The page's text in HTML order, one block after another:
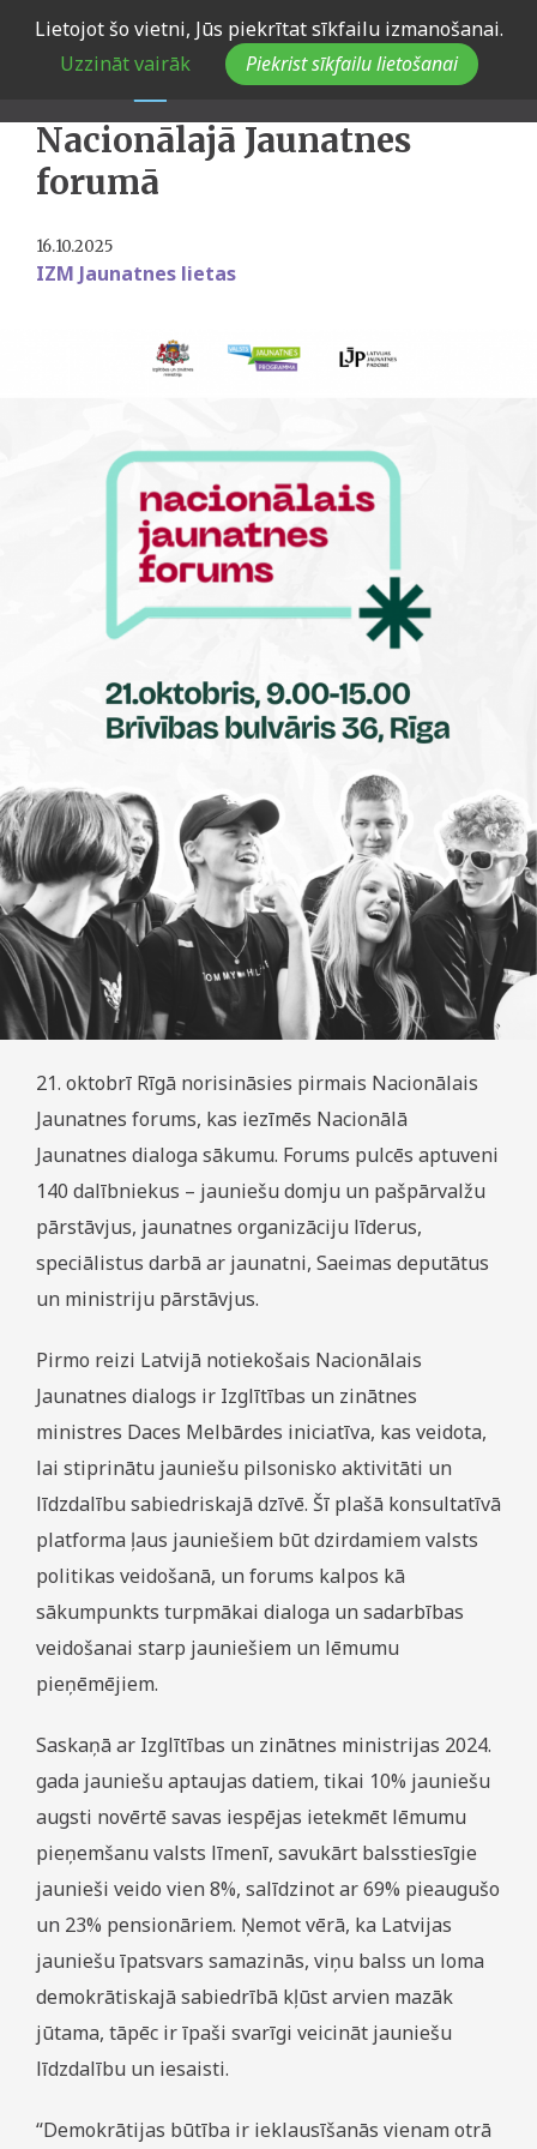
Lietojot šo vietni, Jūs piekrītat sīkfailu izmanošanai.
Uzzināt vairāk
Piekrist sīkfailu lietošanai
16.10.2025
IZM Jaunatnes lietas
Pirmo reizi jaunieši no
visas Latvijas pulcēsies
Nacionālajā Jaunatnes
forumā
21. oktobrī Rīgā norisināsies pirmais Nacionālais
Jaunatnes forums, kas iezīmēs Nacionālā
Jaunatnes dialoga sākumu. Forums pulcēs aptuveni
140 dalībniekus – jauniešu domju un pašpārvalžu
pārstāvjus, jaunatnes organizāciju līderus,
speciālistus darbā ar jaunatni, Saeimas deputātus
un ministriju pārstāvjus.
Pirmo reizi Latvijā notiekošais Nacionālais
Jaunatnes dialogs ir Izglītības un zinātnes
ministres Daces Melbārdes iniciatīva, kas veidota,
lai stiprinātu jauniešu pilsonisko aktivitāti un
līdzdalību sabiedriskajā dzīvē. Šī plašā konsultatīvā
platforma ļaus jauniešiem būt dzirdamiem valsts
politikas veidošanā, un forums kalpos kā
sākumpunkts turpmākai dialoga un sadarbības
veidošanai starp jauniešiem un lēmumu
pieņēmējiem.
Saskaņā ar Izglītības un zinātnes ministrijas 2024.
gada jauniešu aptaujas datiem, tikai 10% jauniešu
augsti novērtē savas iespējas ietekmēt lēmumu
pieņemšanu valsts līmenī, savukārt balsstiesīgie
jaunieši veido vien 8%, salīdzinot ar 69% pieaugušo
un 23% pensionāriem. Ņemot vērā, ka Latvijas
jauniešu īpatsvars samazinās, viņu balss un loma
demokrātiskajā sabiedrībā kļūst arvien mazāk
jūtama, tāpēc ir īpaši svarīgi veicināt jauniešu
līdzdalību un iesaisti.
“Demokrātijas būtība ir ieklausīšanās vienam otrā